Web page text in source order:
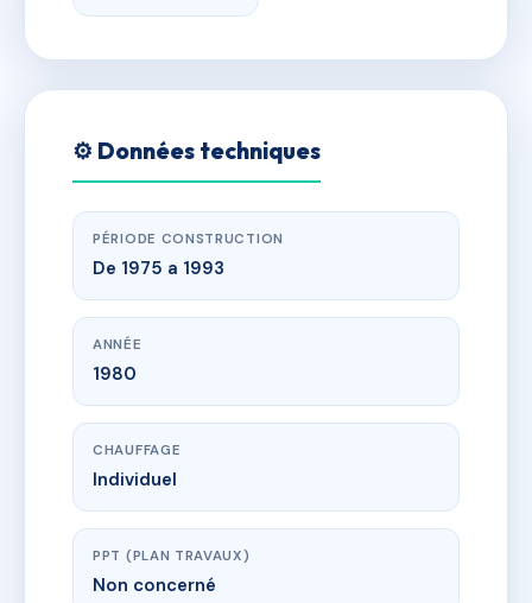
⚙️ Données techniques
PÉRIODE CONSTRUCTION
De 1975 a 1993
ANNÉE
1980
CHAUFFAGE
Individuel
PPT (PLAN TRAVAUX)
Non concerné